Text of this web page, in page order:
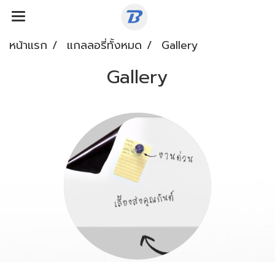
หน้าแรก แกลลอรี่ทั้งหมด Gallery
Gallery